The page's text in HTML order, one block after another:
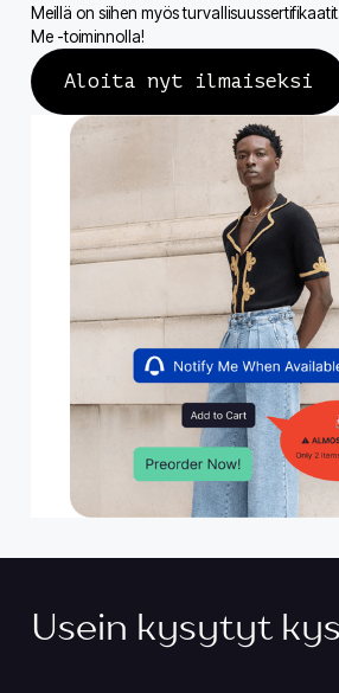
Meillä on siihen myös
Me -toiminnolla!
Aloita nyt ilmaiseksi
Usein kysytyt